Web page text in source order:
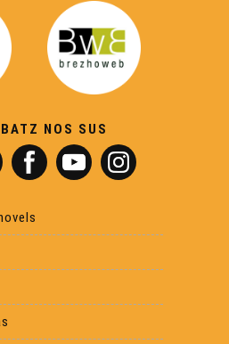
la calandreta de Lescar - Reportatge
- Reportatge
- Reportatge
sus l’ensenhament de l’occitan ? -
en occitan - Reportatge
NOS SUS